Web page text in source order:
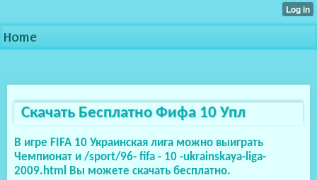
Home
Скачать Бесплатно Фифа 10 Упл
В игре FIFA 10 Украинская лига можно выиграть
Чемпионат и /sport/96- fifa - 10 -ukrainskaya-liga-
2009.html Вы можете скачать бесплатно.